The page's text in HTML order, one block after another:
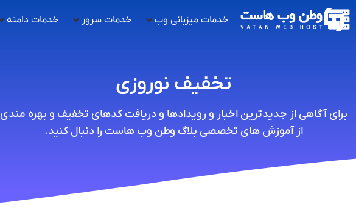
خدمات میزبانی وب خدمات سرور خدمات دامنه
تخفیف نوروزی
برای آگاهی از جدیدترین اخبار و رویدادها و دریافت کدهای تخفیف و بهره مندی
از آموزش های تخصصی بلاگ وطن وب هاست را دنبال کنید.